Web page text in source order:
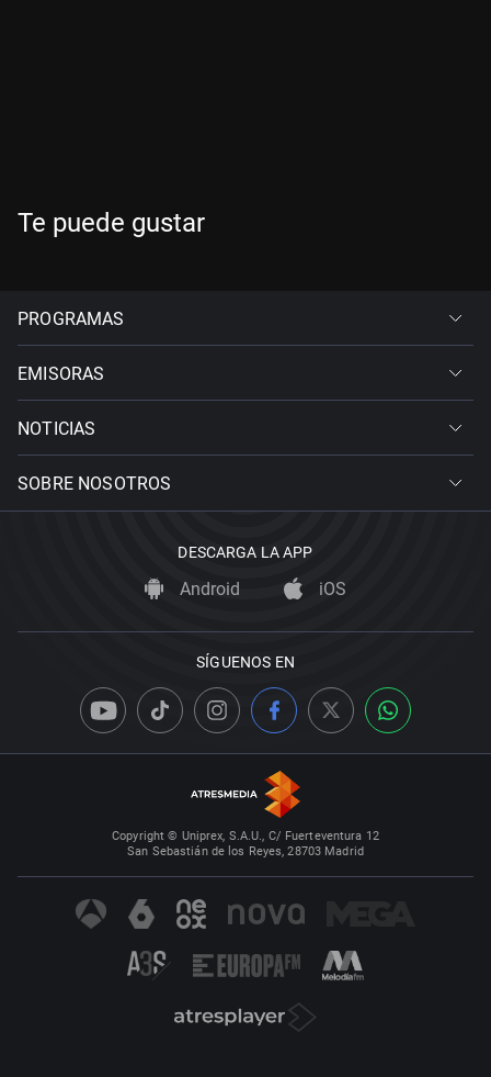
Te puede gustar
PROGRAMAS
EMISORAS
NOTICIAS
SOBRE NOSOTROS
DESCARGA LA APP
Android iOS
SÍGUENOS EN
Copyright © Uniprex, S.A.U., C/ Fuerteventura 12
San Sebastián de los Reyes, 28703 Madrid